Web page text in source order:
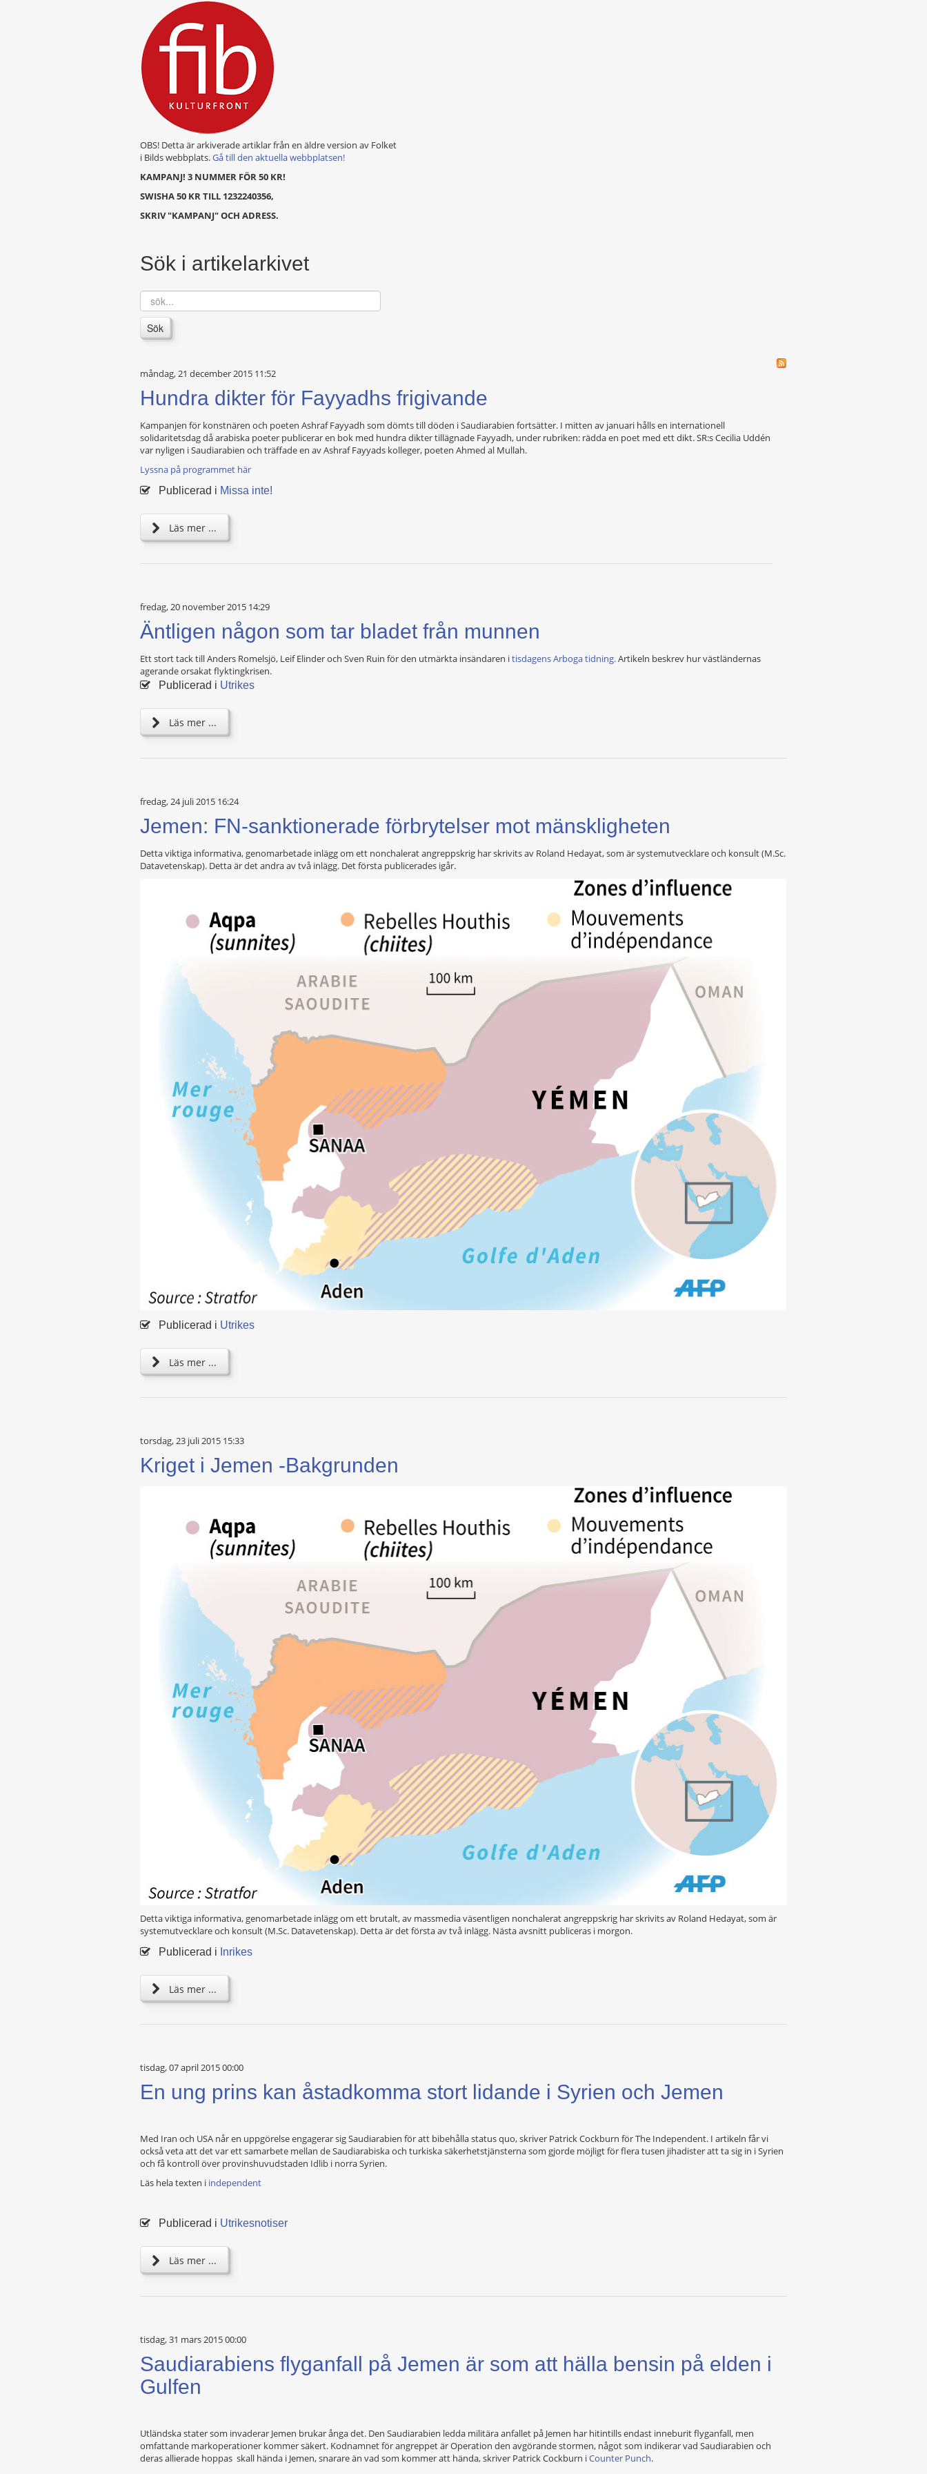
OBS! Detta är arkiverade artiklar från en äldre version av Folket
i Bilds webbplats.Gå till den aktuella webbplatsen!
KAMPANJ! 3 NUMMER FÖR 50 KR!
SWISHA 50 KR TILL 1232240356,
SKRIV "KAMPANJ" OCH ADRESS.
Sök i artikelarkivet
sök...
Sök
måndag, 21 december 2015 11:52
Hundra dikter för Fayyadhs frigivande
Kampanjen för konstnären och poeten Ashraf Fayyadh som dömts till döden i Saudiarabien fortsätter. I mitten av januari hålls en internationell
solidaritetsdag då arabiska poeter publicerar en bok med hundra dikter tillägnade Fayyadh, under rubriken: rädda en poet med ett dikt. SR:s Cecilia Uddén
var nyligen i Saudiarabien och träffade en av Ashraf Fayyads kolleger, poeten Ahmed al Mullah.
Lyssna på programmet här
Publicerad i Missa inte!
Läs mer ...
fredag, 20 november 2015 14:29
Äntligen någon som tar bladet från munnen
Ett stort tack till Anders Romelsjö, Leif Elinder och Sven Ruin för den utmärkta insändaren itisdagens Arboga tidning.Artikeln beskrev hur västländernas
agerande orsakat flyktingkrisen.
Publicerad i Utrikes
Läs mer ...
fredag, 24 juli 2015 16:24
Jemen: FN-sanktionerade förbrytelser mot mänskligheten
Detta viktiga informativa, genomarbetade inlägg om ett nonchalerat angreppskrig har skrivits av Roland Hedayat, som är systemutvecklare och konsult (M.Sc.
Datavetenskap). Detta är det andra av två inlägg. Det första publicerades igår.
Publicerad i Utrikes
Läs mer ...
torsdag, 23 juli 2015 15:33
Kriget i Jemen -Bakgrunden
Detta viktiga informativa, genomarbetade inlägg om ett brutalt, av massmedia väsentligen nonchalerat angreppskrig har skrivits av Roland Hedayat, som är
systemutvecklare och konsult (M.Sc. Datavetenskap). Detta är det första av två inlägg. Nästa avsnitt publiceras i morgon.
Publicerad i Inrikes
Läs mer ...
tisdag, 07 april 2015 00:00
En ung prins kan åstadkomma stort lidande i Syrien och Jemen
Med Iran och USA når en uppgörelse engagerar sig Saudiarabien för att bibehålla status quo, skriver Patrick Cockburn för The Independent. I artikeln får vi
också veta att det var ett samarbete mellan de Saudiarabiska och turkiska säkerhetstjänsterna som gjorde möjligt för flera tusen jihadister att ta sig in i Syrien
och få kontroll över provinshuvudstaden Idlib i norra Syrien.
Läs hela texten i independent
Publicerad i Utrikesnotiser
Läs mer ...
tisdag, 31 mars 2015 00:00
Saudiarabiens flyganfall på Jemen är som att hälla bensin på elden i
Gulfen
Utländska stater som invaderar Jemen brukar ånga det. Den Saudiarabien ledda militära anfallet på Jemen har hitintills endast inneburit flyganfall, men
omfattande markoperationer kommer säkert. Kodnamnet för angreppet är Operation den avgörande stormen, något som indikerar vad Saudiarabien och
deras allierade hoppas skall hända i Jemen, snarare än vad som kommer att hända, skriver Patrick Cockburn iCounter Punch.